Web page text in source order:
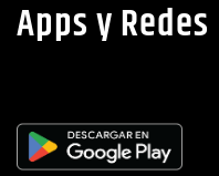
Apps y Redes